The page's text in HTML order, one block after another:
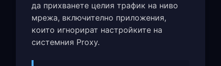
да прихванете целия трафик на ниво
мрежа, включително приложения,
които игнорират настройките на
системния Proxy.